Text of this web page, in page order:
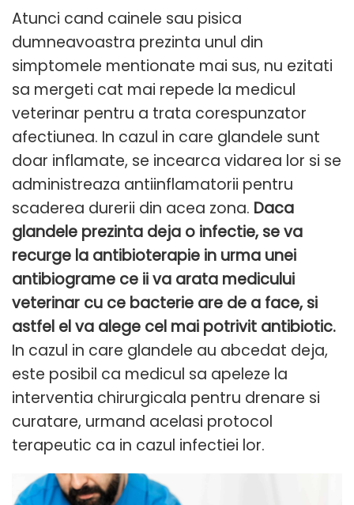
Atunci cand cainele sau pisica
dumneavoastra prezinta unul din
simptomele mentionate mai sus, nu ezitati
sa mergeti cat mai repede la medicul
veterinar pentru a trata corespunzator
afectiunea. In cazul in care glandele sunt
doar inflamate, se incearca vidarea lor si se
administreaza antiinflamatorii pentru
scaderea durerii din acea zona. Daca
glandele prezinta deja o infectie, se va
recurge la antibioterapie in urma unei
antibiograme ce ii va arata medicului
veterinar cu ce bacterie are de a face, si
astfel el va alege cel mai potrivit antibiotic.
In cazul in care glandele au abcedat deja,
este posibil ca medicul sa apeleze la
interventia chirurgicala pentru drenare si
curatare, urmand acelasi protocol
terapeutic ca in cazul infectiei lor.